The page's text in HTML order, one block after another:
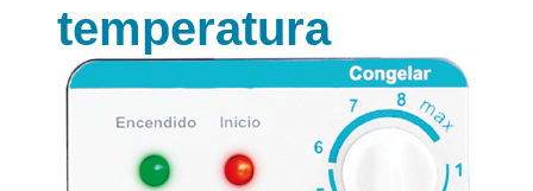
temperatura